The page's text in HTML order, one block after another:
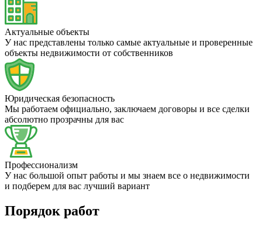
Актуальные объекты
У нас представлены только самые актуальные и проверенные
объекты недвижимости от собственников
Юридическая безопасность
Мы работаем официально, заключаем договоры и все сделки
абсолютно прозрачны для вас
Профессионализм
У нас большой опыт работы и мы знаем все о недвижимости
и подберем для вас лучший вариант
Порядок работ